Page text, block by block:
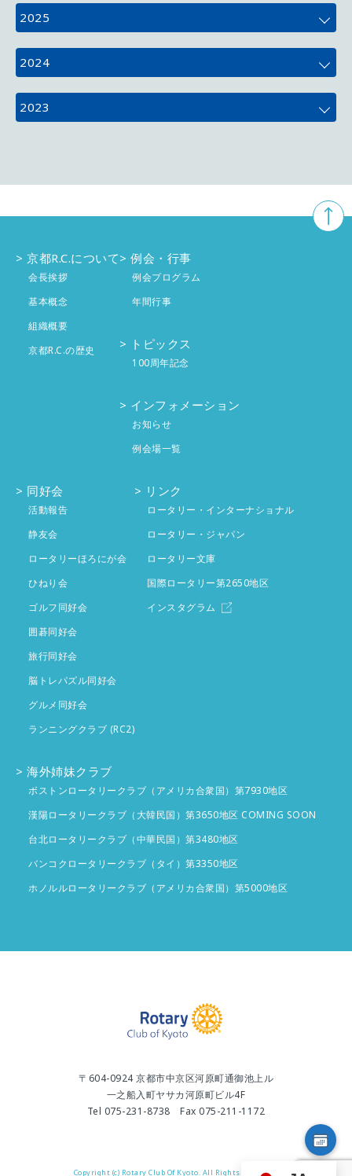
2025
12月
11月
8月 3件
7月 4件
5月 4件
1月 4件
2024
12月
10月 5件
9月 4件
8月 2件
7月 4件
6月 4件
2月 4件
1月 4件
2023
11月 5件
9月 4件
8月 4件
3月 投稿なし
2月 投稿なし
京都R.C.について
会長挨拶
基本概念
組織概要
京都R.C.の歴史
例会・行事
例会プログラム
年間行事
トピックス
100周年記念
インフォメーション
お知らせ
例会場一覧
同好会
活動報告
静友会
ロータリーほろにが会
ひねり会
ゴルフ同好会
囲碁同好会
旅行同好会
脳トレパズル同好会
グルメ同好会
ランニングクラブ (RC2)
リンク
ロータリー・インターナショナル
ロータリー・ジャパン
ロータリー文庫
国際ロータリー第2650地区
インスタグラム
海外姉妹クラブ
ボストンロータリークラブ（アメリカ合衆国）第7930地区
漢陽ロータリークラブ（大韓民国）第3650地区 COMING SOON
台北ロータリークラブ（中華民国）第3480地区
バンコクロータリークラブ（タイ）第3350地区
ホノルルロータリークラブ（アメリカ合衆国）第5000地区
〒604-0924 京都市中京区河原町通御池上ル
一之船入町ヤサカ河原町ビル4F
Tel 075-231-8738 Fax 075-211-1172
Copyright (c) Rotary Club Of Kyoto. All Rights Reserved.